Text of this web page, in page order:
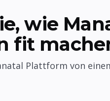
wie
fit
Plattform von